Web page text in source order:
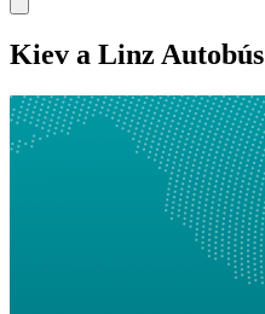
Kiev a Linz Autobús